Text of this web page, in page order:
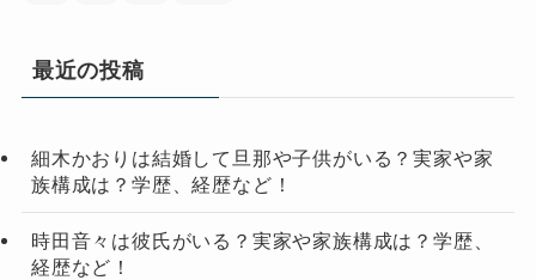
最近の投稿
細木かおりは結婚して旦那や子供がいる？実家や家
族構成は？学歴、経歴など！
時田音々は彼氏がいる？実家や家族構成は？学歴、
経歴など！